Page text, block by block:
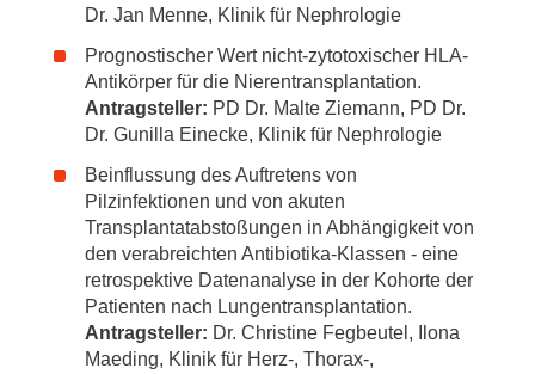
Dr. Jan Menne, Klinik für Nephrologie
Prognostischer Wert nicht-zytotoxischer HLA-
Antikörper für die Nierentransplantation.
Antragsteller: PD Dr. Malte Ziemann, PD Dr.
Dr. Gunilla Einecke, Klinik für Nephrologie
Beinflussung des Auftretens von
Pilzinfektionen und von akuten
Transplantatabstoßungen in Abhängigkeit von
den verabreichten Antibiotika-Klassen - eine
retrospektive Datenanalyse in der Kohorte der
Patienten nach Lungentransplantation.
Antragsteller: Dr. Christine Fegbeutel, Ilona
Maeding, Klinik für Herz-, Thorax-,